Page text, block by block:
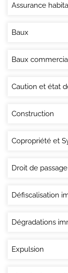
Assurance
Baux
Baux
Caution et état
Construction
Copropriété et
Droit de passage
Défiscalisation
Dégradations
Expulsion